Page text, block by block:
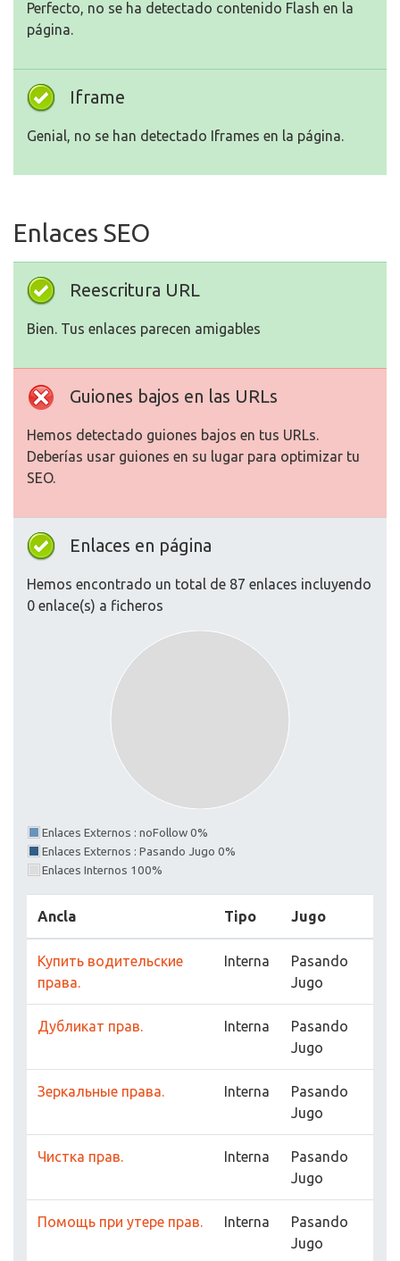
Perfecto, no se ha detectado contenido Flash en la
página.
Iframe
Genial, no se han detectado Iframes en la página.
Enlaces SEO
Reescritura URL
Bien. Tus enlaces parecen amigables
Guiones bajos en las URLs
Hemos detectado guiones bajos en tus URLs.
Deberías usar guiones en su lugar para optimizar tu
SEO.
Enlaces en página
Hemos encontrado un total de 87 enlaces incluyendo
0 enlace(s) a ficheros
Enlaces Externos : noFollow 0%
Enlaces Externos : Pasando Jugo 0%
Enlaces Internos 100%
Ancla Tipo Jugo
Купить водительские
права.
Interna
Pasando
Jugo
Дубликат прав. Interna
Pasando
Jugo
Зеркальные права. Interna
Pasando
Jugo
Чистка прав. Interna
Pasando
Jugo
Помощь при утере прав. Interna
Pasando
Jugo